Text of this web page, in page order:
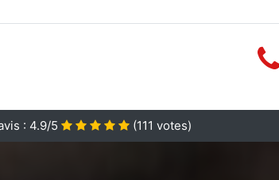
: 4.9/5 (111 votes)